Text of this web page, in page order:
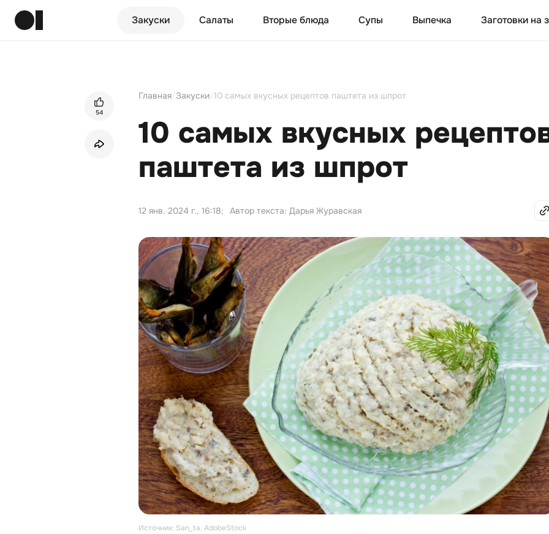
Закуски Салаты Вторые блюда Супы Выпечка Заготовки на
54
Главная Закуски 10 самых вкусных рецептов паштета из шпрот
10 самых вкусных
паштета из шпрот
12 янв. 2024 г., 16:18; Автор текста: Дарья Журавская
Источник: San_ta, AdobeStock